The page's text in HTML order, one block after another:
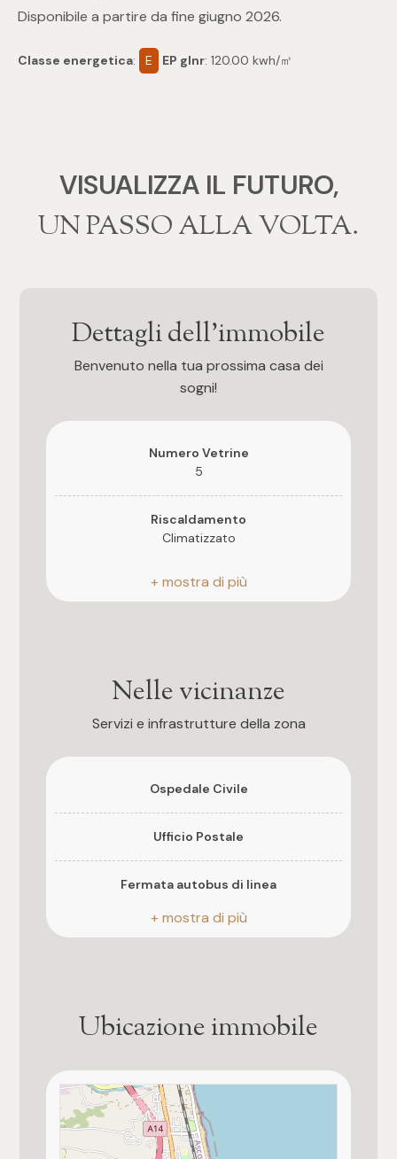
Disponibile a partire da fine giugno 2026.
Classe energetica: E EP glnr: 120.00 kwh/㎡
VISUALIZZA IL FUTURO,
‍‍UN PASSO ALLA VOLTA.
Dettagli dell'immobile
Benvenuto nella tua prossima casa dei
sogni!
Numero Vetrine
5
Riscaldamento
Climatizzato
Posizione
Centrale
Impianto Elettrico
Finiture interne
Nelle vicinanze
Servizi e infrastrutture della zona
Ospedale Civile
Ufficio Postale
Fermata autobus di linea
Ubicazione immobile
Qualsiasi
5+
5+
Qualsiasi